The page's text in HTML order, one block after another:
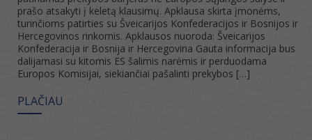
prašo atsakyti į keletą klausimų. Apklausa skirta įmonėms,
turinčioms patirties su Šveicarijos Konfederacijos ir Bosnijos ir
Hercegovinos rinkomis. Apklausos nuoroda: Šveicarijos
Konfederacija ir Bosnija ir Hercegovina Gauta informacija bus
dalijamasi su kitomis ES šalimis narėmis ir perduodama
Europos Komisijai, siekiančiai pašalinti prekybos […]
PLAČIAU